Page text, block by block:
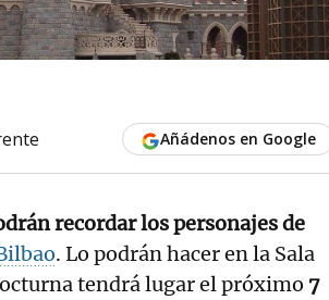
Añádenos en Google
recordar los personajes de
. Lo podrán hacer en la Sala
tendrá lugar el próximo 7